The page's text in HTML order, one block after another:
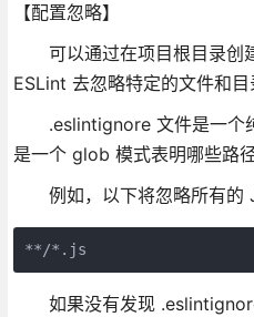
【配置忽略】
可以通过在项目根目录创
ESLint 去忽略特定的文件和目
.eslintignore 文件是一个
是一个 glob 模式表明哪些路
例如，以下将忽略所有的
**/*.js
如果没有发现